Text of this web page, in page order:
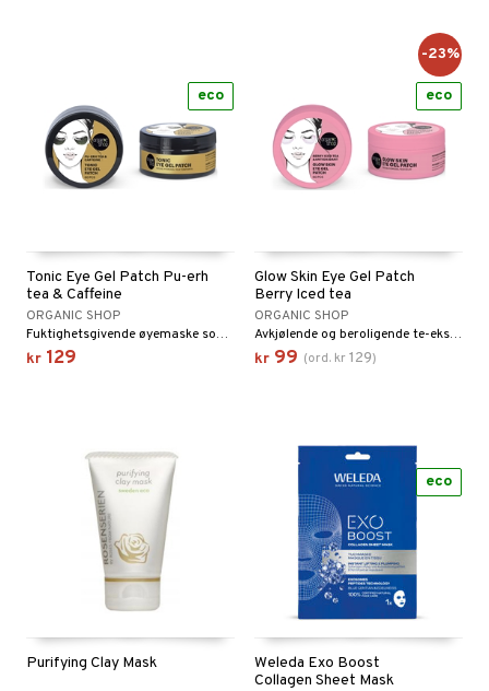
Tonic Eye Gel Patch Pu-erh
tea & Caffeine
ORGANIC SHOP
Fuktighetsgivende øyemaske som reduserer hevelse rundt øynene.
kr 129
eco
Glow Skin Eye Gel Patch
Berry Iced tea
ORGANIC SHOP
Avkjølende og beroligende te-ekstrakt som gir ekstra støtte til huden under øynene.
kr 99 (ord. kr 129)
-23%
eco
Purifying Clay Mask
Weleda Exo Boost
Collagen Sheet Mask
eco